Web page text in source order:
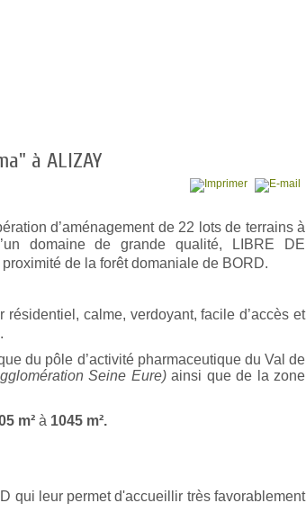
à ALIZAY
d’aménagement de 22 lots de terrains à
domaine de grande qualité,
LIBRE DE
proximité de la forêt domaniale de BORD.
résidentiel, calme, verdoyant, facile d’accès et
.
du pôle d’activité pharmaceutique du Val de
Seine Eure)ainsi que de la zone
m² à 1045 m².
qui leur permet d'accueillir très favorablement